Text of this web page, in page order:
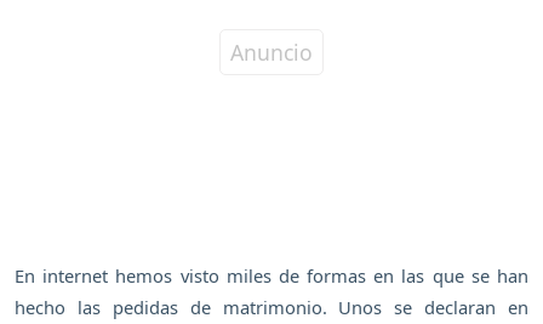
En internet hemos visto miles de formas en las que se han
hecho las pedidas de matrimonio. Unos se declaran en